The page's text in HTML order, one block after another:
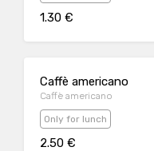
1.30 €
Caffè americano
Caffè americano
Only for lunch
2.50 €